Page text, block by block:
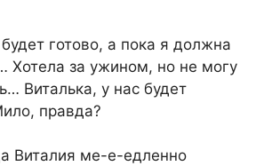
готово, а пока я должна
Хотела за ужином, но не могу
Виталька, у нас будет
правда?
Виталия ме-е-едленно